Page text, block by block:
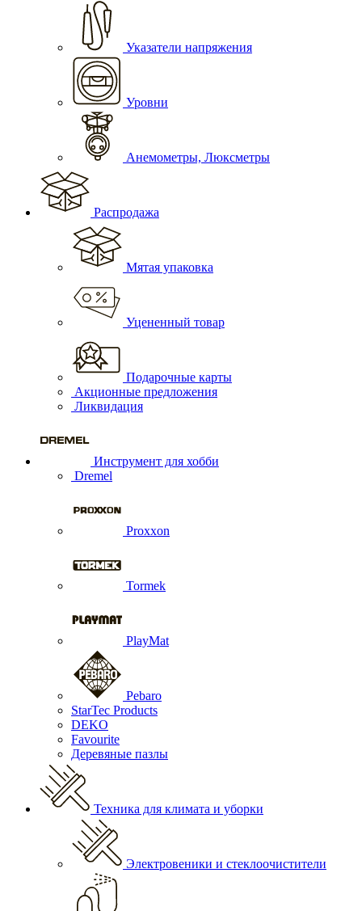
Указатели напряжения
Уровни
Анемометры, Люксметры
Распродажа
Мятая упаковка
Уцененный товар
Подарочные карты
Акционные предложения
Ликвидация
Инструмент для хобби
Dremel
Proxxon
Tormek
PlayMat
Pebaro
StarTec Products
DEKO
Favourite
Деревяные пазлы
Техника для климата и уборки
Электровеники и стеклоочистители